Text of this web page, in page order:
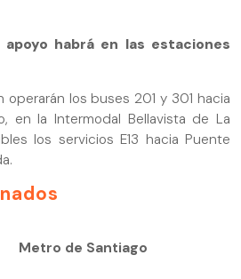
apoyo habrá en las estaciones
operarán los buses 201 y 301 hacia
en la Intermodal Bellavista de La
los servicios E13 hacia Puente
Metro de Santiago